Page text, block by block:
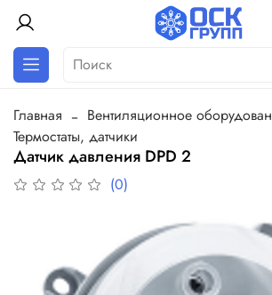
Главная Вентиляционное
Термостаты, датчики
Датчик давления DPD 2
(0)